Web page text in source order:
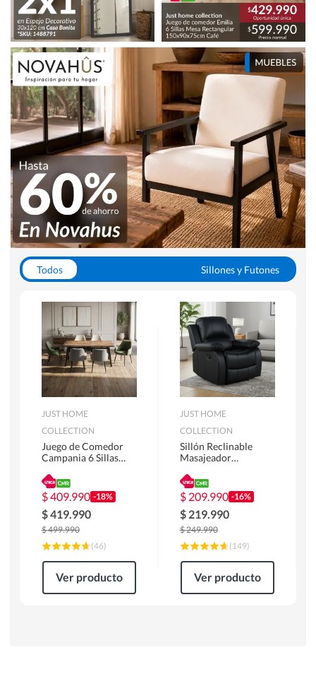
Todos
Sillones y Futones
Escritorios y Sillas PC
Racks y Muebles TV
Alfombras
JUST HOME
COLLECTION
Juego de Comedor
Campania 6 Sillas
180 x 90 x 76 cm
Café
$409.990 -18%
$419.990
$499.990
(46)
Ver producto
JUST HOME
COLLECTION
Sillón Reclinable
Masajeador
Atlanta 91x101x94
cm Negro
$ 209.990 -16%
$ 219.990
$249.990
(149)
Ver producto